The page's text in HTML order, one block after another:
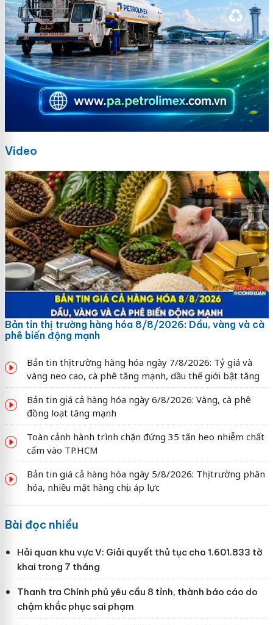
Video
Bản tin thị trường hàng hóa 8/8/2026: Dầu, vàng và cà
phê biến động mạnh
Bản tin thị trường hàng hóa ngày 7/8/2026: Tỷ giá và
vàng neo cao, cà phê tăng mạnh, dầu thế giới bật tăng
Bản tin giá cả hàng hóa ngày 6/8/2026: Vàng, cà phê
đồng loạt tăng mạnh
Toàn cảnh hành trình chặn đứng 35 tấn heo nhiễm chất
cấm vào TP.HCM
Bản tin giá cả hàng hóa ngày 5/8/2026: Thị trường phân
hóa, nhiều mặt hàng chịu áp lực
Bài đọc nhiều
Hải quan khu vực V: Giải quyết thủ tục cho 1.601.833 tờ
khai trong 7 tháng
Thanh tra Chính phủ yêu cầu 8 tỉnh, thành báo cáo do
chậm khắc phục sai phạm